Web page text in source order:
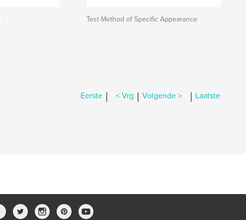
Test Method of Specific Appearance
Eerste | < Vrg | Volgende > | Laatste